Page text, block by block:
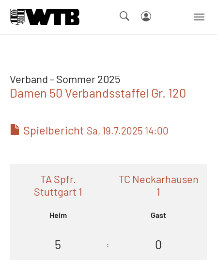
Verband - Sommer 2025
Damen 50 Verbandsstaffel Gr. 120
Spielbericht Sa, 19.7.2025 14:00
TA Spfr.
Stuttgart 1
Heim
TC Neckarhausen
1
Gast
5 : 0